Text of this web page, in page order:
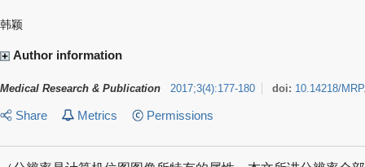
韩颖
Author information
Medical Research & Publication 2017;3(4):177-180 doi: 10.14218/
Share Metrics Permissions